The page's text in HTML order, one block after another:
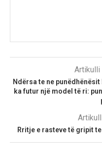
Artikulli
Ndërsa te ne
ka futur një model të ri:
Rritje e rasteve të gripit